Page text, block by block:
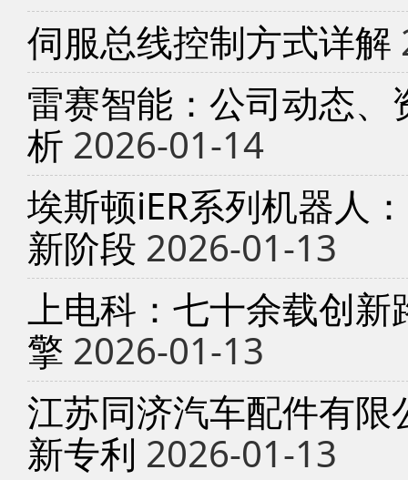
伺服总线控制方式详解
雷赛智能：公司动态
析 2026-01-14
埃斯顿iER系列机器人
新阶段 2026-01-13
上电科：七十余载创
擎 2026-01-13
江苏同济汽车配件有
新专利 2026-01-13